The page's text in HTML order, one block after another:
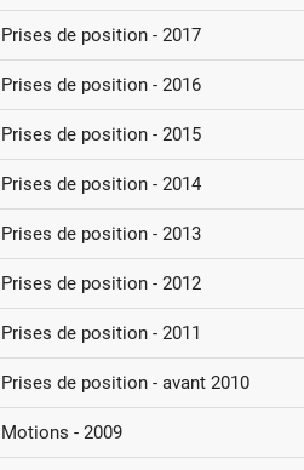
Prises de position - 2017
Prises de position - 2016
Prises de position - 2015
Prises de position - 2014
Prises de position - 2013
Prises de position - 2012
Prises de position - 2011
Prises de position - avant 2010
Motions - 2009